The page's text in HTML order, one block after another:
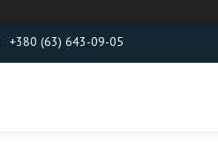
+380 (63) 643-09-05